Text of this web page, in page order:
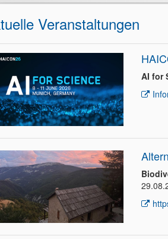
Veranstaltungen
AI for